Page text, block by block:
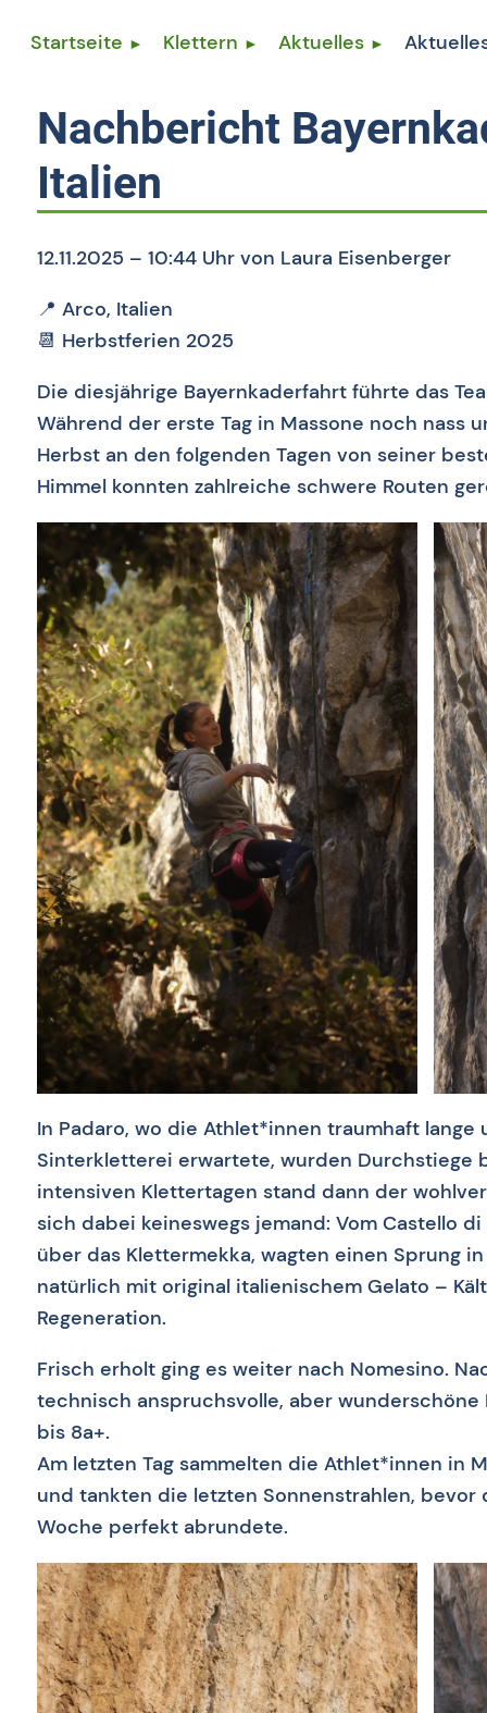
Termine
Rangliste
Kletterlizenz
Startseite Klettern Aktuelles
Nachbericht
Italien
12.11.2025 – 10:44 Uhrvon Laura Eisenberger
📍 Arco, Italien
📆 Herbstferien 2025
Die diesjährige Bayernkaderfahrt führte das
Während der erste Tag in Massone noch nass
Herbst an den folgenden Tagen von seiner
Himmel konnten zahlreiche schwere Routen
In Padaro, wo die Athlet*innen traumhaft lange
Sinterkletterei erwartete, wurden Durchstiege
intensiven Klettertagen stand dann der
sich dabei keineswegs jemand: Vom Castello
über das Klettermekka, wagten einen Sprung
natürlich mit original italienischem Gelato –
Regeneration.
Frisch erholt ging es weiter nach Nomesino.
technisch anspruchsvolle, aber
bis 8a+.
Am letzten Tag sammelten die Athlet*innen in
und tankten die letzten Sonnenstrahlen, bevor
Woche perfekt abrundete.